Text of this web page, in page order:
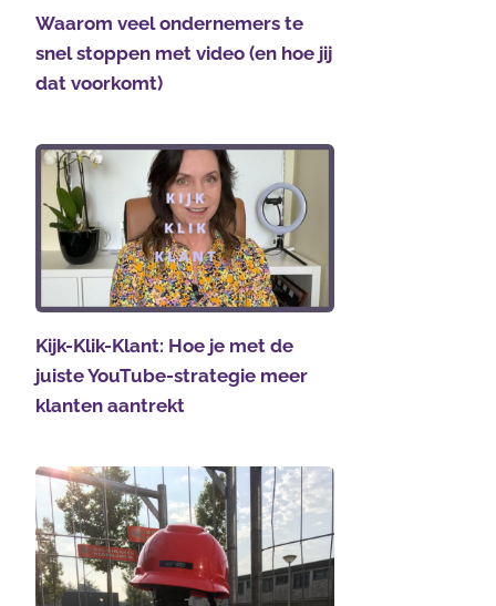
Waarom veel ondernemers te
snel stoppen met video (en hoe jij
dat voorkomt)
Kijk-Klik-Klant: Hoe je met de
juiste YouTube-strategie meer
klanten aantrekt